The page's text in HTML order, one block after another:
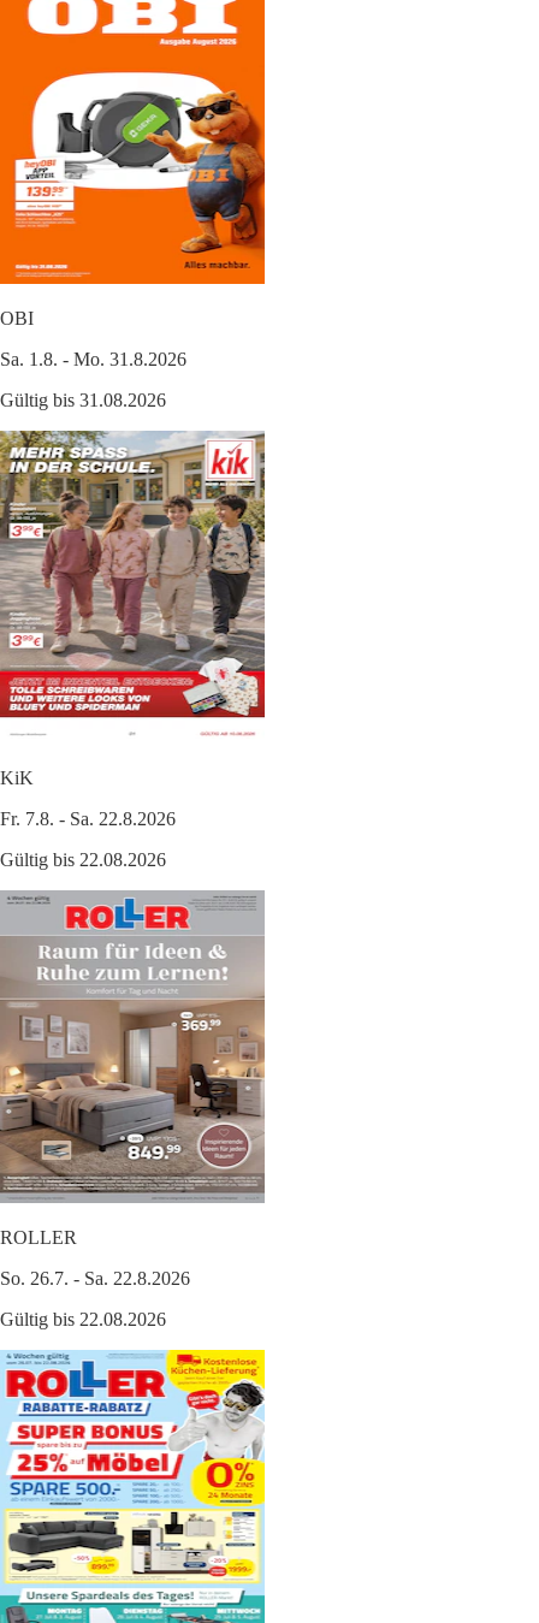
OBI
Sa. 1.8. - Mo. 31.8.2026
Gültig bis 31.08.2026
KiK
Fr. 7.8. - Sa. 22.8.2026
Gültig bis 22.08.2026
ROLLER
So. 26.7. - Sa. 22.8.2026
Gültig bis 22.08.2026